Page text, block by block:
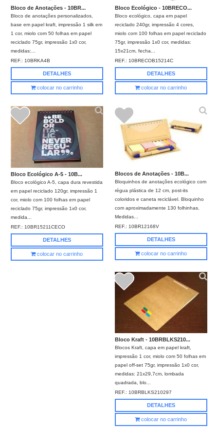
Bloco de Anotações - 10BR...
Bloco de anotações personalizados,
base em papel kraft, impressão 1 silk em
1 cor, miolo com 50 folhas em papel
reciclado 75gr, impressão 1x0 cor,
medidas:...
REF.: 10BRKA4B
DETALHES
colocar no carrinho
Bloco Ecológico - 10BRECO...
Bloco ecológico, capa em papel
reciclado 240gr, impressão 4 cores,
miolo com 100 folhas em papel reciclado
75gr, impressão 1x0 cor, medidas:
15x21cm, fecha...
REF.: 10BRECOB15214C
DETALHES
colocar no carrinho
Bloco Ecológico A-5 - 10B...
Bloco ecológico A-5, capa dura revestida
em papel reciclado 120gr, impressão 1
cor, miolo com 100 folhas em papel
reciclado 75gr, impressão 1x0 cor,
medida...
REF.: 10BR15211CECO
DETALHES
colocar no carrinho
Blocos de Anotações - 10B...
Bloquinhos de anotações ecológico com
régua plástica de 12 cm, post-its
coloridos e caneta reciclável. Bloquinho
com aproximadamente 130 folhinhas.
Medidas...
REF.: 10BR12168V
DETALHES
colocar no carrinho
Bloco Kraft - 10BRBLKS210...
Blocos Kraft, capa em papel kraft,
impressão 1 cor, miolo com 50 folhas em
papel off-set 75gr, impressão 1x0 cor,
medidas: 21x29,7cm, lombada
quadrada, blo...
REF.: 10BRBLKS210297
DETALHES
colocar no carrinho